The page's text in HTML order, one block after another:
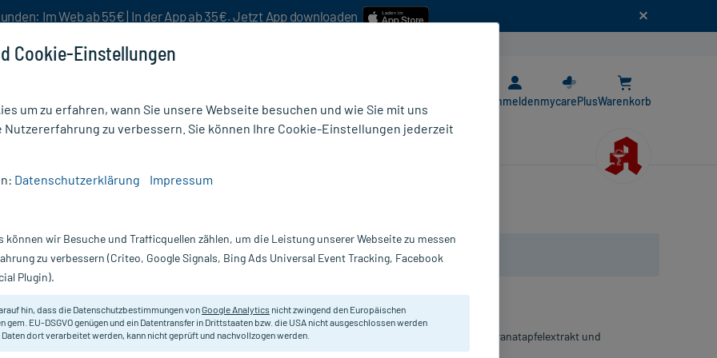
Im Web ab 55€ | In der App ab 35€. Jetzt App downloaden
AnmeldenmycarePlusWarenkorb
Nur für kurze Zeit:Gratis-Versand* ab 19€ Mindestbestellwert!
30 St Doppelherz
Nahrungsergänzungsmittel mit Vitaminen, Spurenelementen, Granatapfelextrakt und
Kürbiskernextrakt.
Cookie-Einstellungen
um zu erfahren, wann Sie unsere Webseite besuchen und wie Sie mit uns
Nutzererfahrung zu verbessern. Sie können Ihre Cookie-Einstellungen jederzeit
Datenschutzerklärung Impressum
können wir Besuche und Trafficquellen zählen, um die Leistung unserer Webseite zu messen
zu verbessern (Criteo, Google Signals, Bing Ads Universal Event Tracking, Facebook
Plugin).
hin, dass die Datenschutzbestimmungen vonGoogle Analytics nicht zwingend den Europäischen
gem. EU-DSGVO genügen und ein Datentransfer in Drittstaaten bzw. die USA nicht ausgeschlossen werden
Daten dort verarbeitet werden, kann nicht geprüft und nachvollzogen werden.